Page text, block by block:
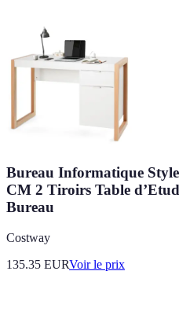
Bureau Informatique
CM 2 Tiroirs Table
Bureau
Costway
135.35 EURVoir le prix